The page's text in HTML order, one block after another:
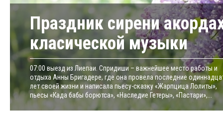
Праздник сирени
класической музыки
07:00 выезд из Лиепаи. Спридиши – важнейшее место работы и
отдыха Анны Бригадере, где она провела последние
лет своей жизни и написала пьесу-сказку «Жарпцица Лолиты»,
пьесы «Када бабы борютса», «Наследие Гетеры», «Пастари»,...